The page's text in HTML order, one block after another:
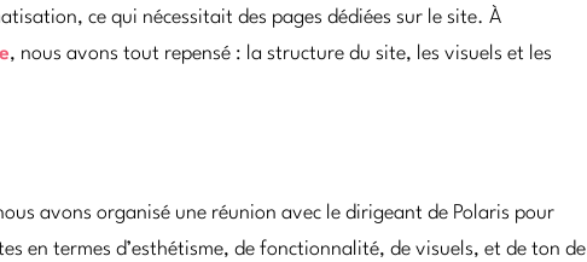
ce qui nécessitait des pages dédiées sur le site. À
, nous avons tout repensé : la structure du site, les visuels et les
avons organisé une réunion avec le dirigeant de Polaris pour
en termes d’esthétisme, de fonctionnalité, de visuels, et de ton de